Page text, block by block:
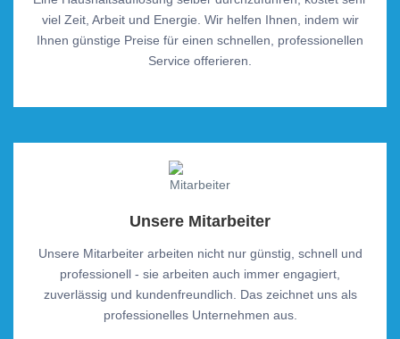
viel Zeit, Arbeit und Energie. Wir helfen Ihnen, indem wir
Ihnen günstige Preise für einen schnellen, professionellen
Service offerieren.
Unsere Mitarbeiter
Unsere Mitarbeiter arbeiten nicht nur günstig, schnell und
professionell - sie arbeiten auch immer engagiert,
zuverlässig und kundenfreundlich. Das zeichnet uns als
professionelles Unternehmen aus.